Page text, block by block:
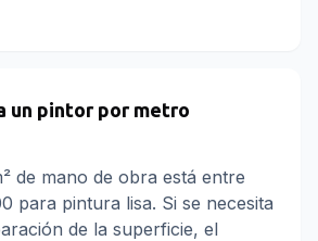
un pintor por metro
de mano de obra está entre
para pintura lisa. Si se necesita
de la superficie, el